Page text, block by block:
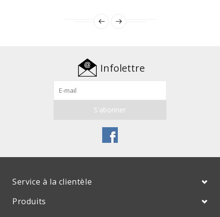
Infolettre
Service à la clientèle
Produits